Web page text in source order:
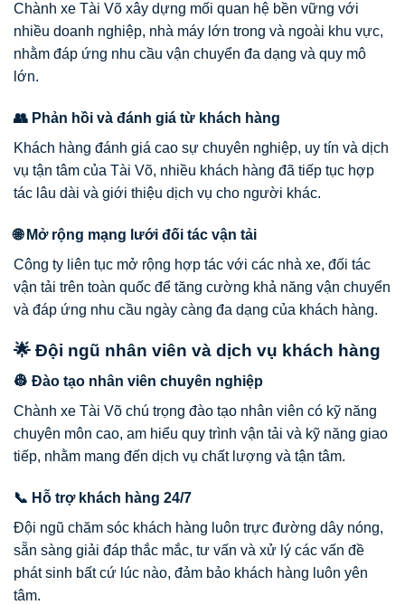
Chành xe Tài Võ xây dựng mối quan hệ bền vững với
nhiều doanh nghiệp, nhà máy lớn trong và ngoài khu vực,
nhằm đáp ứng nhu cầu vận chuyển đa dạng và quy mô
lớn.
👥 Phản hồi và đánh giá từ khách hàng
Khách hàng đánh giá cao sự chuyên nghiệp, uy tín và dịch
vụ tận tâm của Tài Võ, nhiều khách hàng đã tiếp tục hợp
tác lâu dài và giới thiệu dịch vụ cho người khác.
🌐 Mở rộng mạng lưới đối tác vận tải
Công ty liên tục mở rộng hợp tác với các nhà xe, đối tác
vận tải trên toàn quốc để tăng cường khả năng vận chuyển
và đáp ứng nhu cầu ngày càng đa dạng của khách hàng.
🌟 Đội ngũ nhân viên và dịch vụ khách hàng
👷 Đào tạo nhân viên chuyên nghiệp
Chành xe Tài Võ chú trọng đào tạo nhân viên có kỹ năng
chuyên môn cao, am hiểu quy trình vận tải và kỹ năng giao
tiếp, nhằm mang đến dịch vụ chất lượng và tận tâm.
📞 Hỗ trợ khách hàng 24/7
Đội ngũ chăm sóc khách hàng luôn trực đường dây nóng,
sẵn sàng giải đáp thắc mắc, tư vấn và xử lý các vấn đề
phát sinh bất cứ lúc nào, đảm bảo khách hàng luôn yên
tâm.